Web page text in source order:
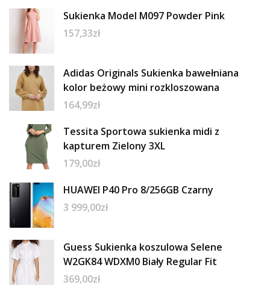
Sukienka Model M097 Powder Pink
157,33zł
Adidas Originals Sukienka bawełniana
kolor beżowy mini rozkloszowana
164,99zł
Tessita Sportowa sukienka midi z
kapturem Zielony 3XL
179,00zł
HUAWEI P40 Pro 8/256GB Czarny
3 999,00zł
Guess Sukienka koszulowa Selene
W2GK84 WDXM0 Biały Regular Fit
369,00zł